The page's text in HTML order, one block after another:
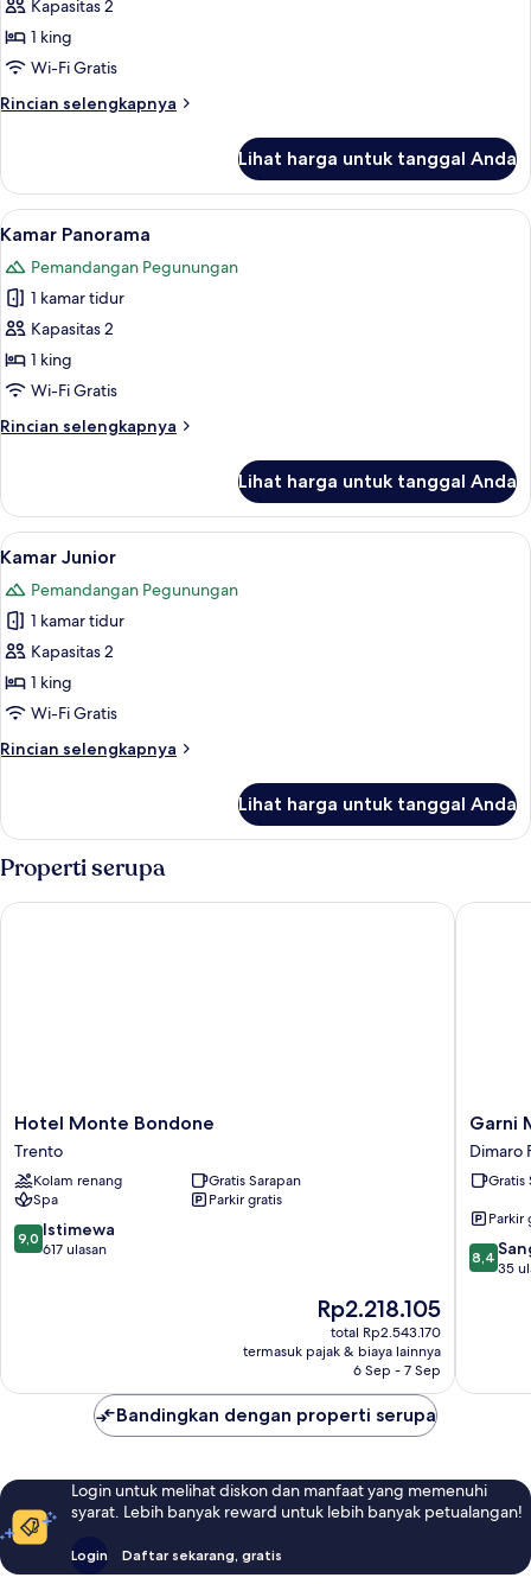
Kamar
Royal
Kapasitas 2
1 king
Wi-Fi Gratis
Rincian selengkapnya
Rincian
Kamar
Royal
Lihat harga untuk tanggal Anda
Lihat
semua
foto
untuk
Kamar
Panorama
Kamar Panorama | Seprai premium,
5
Kamar Panorama
Pemandangan Pegunungan
1 kamar tidur
Kapasitas 2
1 king
Wi-Fi Gratis
Rincian selengkapnya
Rincian
Kamar
Panorama
Lihat harga untuk tanggal Anda
Lihat
semua
foto
untuk
Kamar
Junior
Kamar Junior | Seprai premium,
4
Kamar Junior
Pemandangan Pegunungan
1 kamar tidur
Kapasitas 2
1 king
Wi-Fi Gratis
Rincian selengkapnya
Rincian
Kamar
Lihat harga untuk tanggal Anda
Properti serupa
Hotel
Monte
Bondone
Trento
Hotel Monte Bondone
Trento
Kolam renang
Gratis Sarapan
Spa
Parkir gratis
9.0
dari
9,0 Istimewa
617 ulasan
Harga
sekarang
Rp2.218.105
Rp2.218.105
total Rp2.543.170
termasuk pajak & biaya lainnya
6 Sep - 7 Sep
Hotel Monte Bondone
Garni
Maria
Dimaro
Garni
Dimaro
Gratis
Parkir
8.4
dari
8,4
35
Garni
Bandingkan dengan properti serupa
Login untuk melihat diskon dan manfaat yang memenuhi
syarat. Lebih banyak reward untuk lebih banyak petualangan!
Login Daftar sekarang, gratis